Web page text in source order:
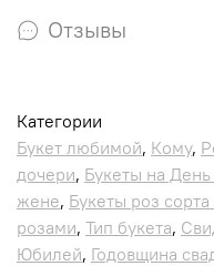
Отзывы
Категории
Букет любимой, Кому,
дочери, Букеты на
жене, Букеты роз
розами, Тип букета,
Юбилей, Годовщина